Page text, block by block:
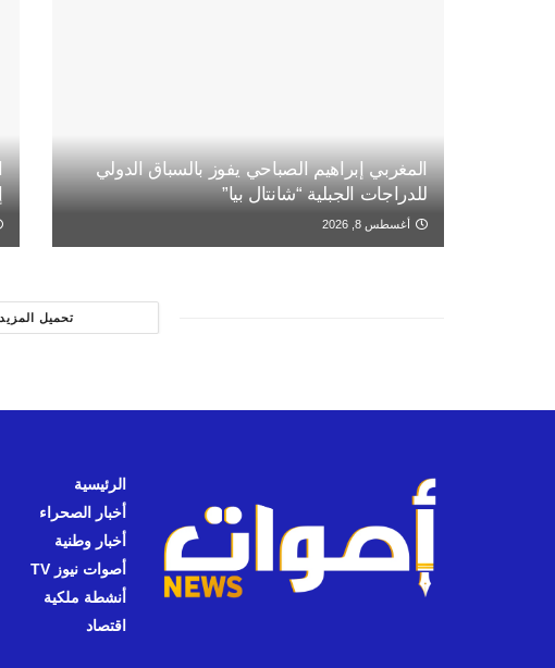
المغربي إبراهيم الصباحي يفوز بالسباق الدولي
للدراجات الجبلية “شانتال بيا”
أغسطس 8, 2026
تحميل المزيد
الرئيسية
أخبار الصحراء
أخبار وطنية
أصوات نيوز TV
أنشطة ملكية
اقتصاد